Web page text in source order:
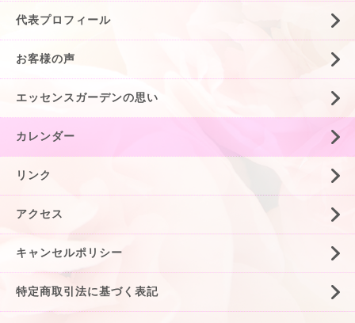
代表プロフィール
お客様の声
エッセンスガーデンの思い
カレンダー
リンク
アクセス
キャンセルポリシー
特定商取引法に基づく表記